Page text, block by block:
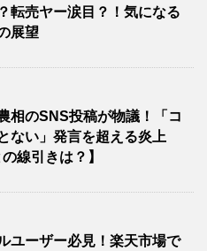
転売ヤー涙目？！気になる
展望
相のSNS投稿が物議！「コ
ない」発言を超える炎上
線引きは？】
ユーザー必見！楽天市場で